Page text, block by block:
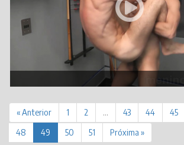
« Anterior 1 2 … 43 44 45
48
49 50 51 Próxima »